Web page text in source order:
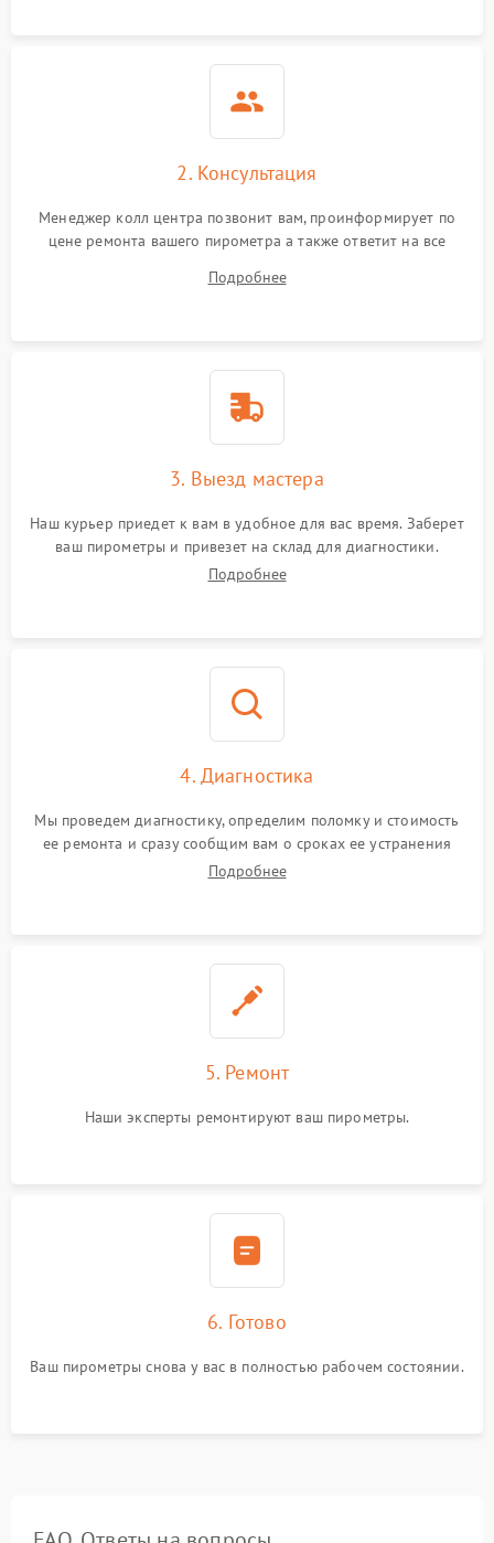
2. Консультация
Менеджер колл центра позвонит вам, проинформирует по
цене ремонта вашего пирометра а также ответит на все
Подробнее
3. Выезд мастера
Наш курьер приедет к вам в удобное для вас время. Заберет
ваш пирометры и привезет на склад для диагностики.
Подробнее
4. Диагностика
Мы проведем диагностику, определим поломку и стоимость
ее ремонта и сразу сообщим вам о сроках ее устранения
Подробнее
5. Ремонт
Наши эксперты ремонтируют ваш пирометры.
6. Готово
Ваш пирометры снова у вас в полностью рабочем состоянии.